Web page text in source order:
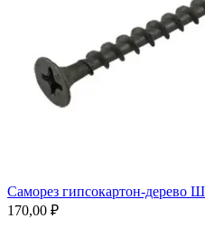
Саморез гипсокартон-дерево
170,00 ₽